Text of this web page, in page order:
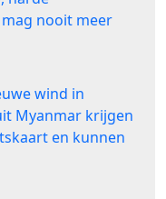
nooit meer
wind in
Myanmar krijgen
en kunnen